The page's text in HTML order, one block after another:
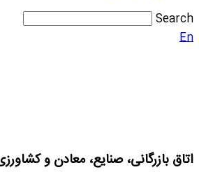
Search
En
اتاق بازرگانی، صنایع، معادن و